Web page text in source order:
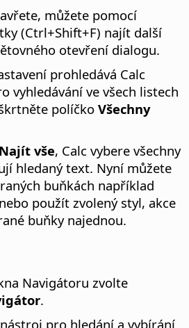
můžete pomocí
(Ctrl+Shift+F) najít další
otevření dialogu.
prohledává Calc
vyhledávání ve všech listech
políčko Všechny
Najít vše, Calc vybere všechny
hledaný text. Nyní můžete
buňkách například
použít zvolený styl, akce
buňky najednou.
Navigátoru zvolte
.
pro hledání a vybírání